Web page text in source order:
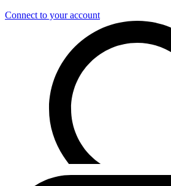
Connect to your account